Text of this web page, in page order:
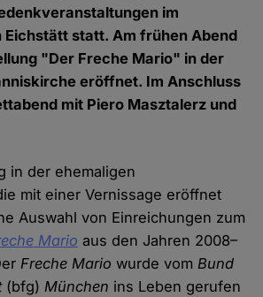
im
statt. Am frühen Abend
"Der Freche Mario" in der
eröffnet. Im Anschluss
mit Piero Masztalerz und
in der ehemaligen
mit einer Vernissage eröffnet
Auswahl von Einreichungen zum
Mario aus den Jahren 2008–
Freche Mario wurde vomBund
(bfg)München ins Leben gerufen